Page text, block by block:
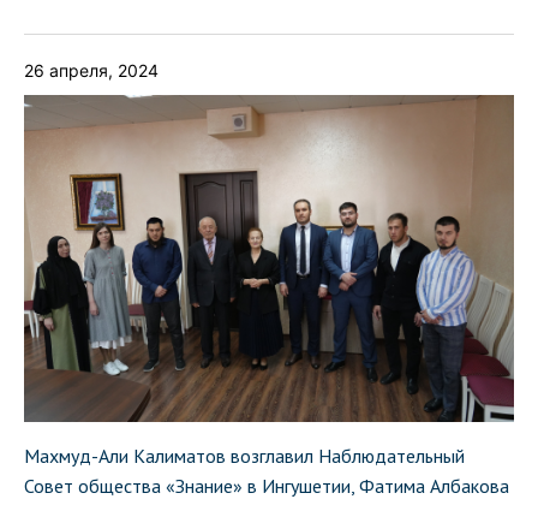
26 апреля, 2024
Махмуд-Али Калиматов возглавил Наблюдательный
Совет общества «Знание» в Ингушетии, Фатима Албакова